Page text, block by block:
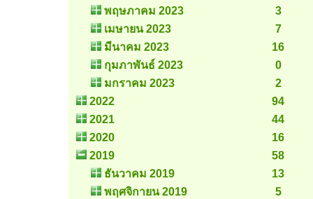
พฤษภาคม 2023
3
เมษายน 2023
7
มีนาคม 2023
16
กุมภาพันธ์ 2023
0
มกราคม 2023
2
2022
94
2021
44
2020
16
2019
58
ธันวาคม 2019
13
พฤศจิกายน 2019
5